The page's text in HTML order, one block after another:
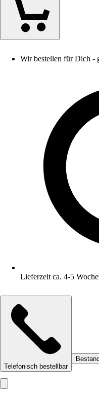
Wir bestellen für Dich -
Lieferzeit ca. 4-5
Telefonisch bestellbar